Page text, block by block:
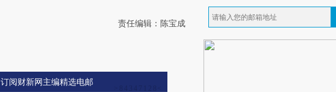
责任编辑：陈宝成
订阅财新网主编精选电邮